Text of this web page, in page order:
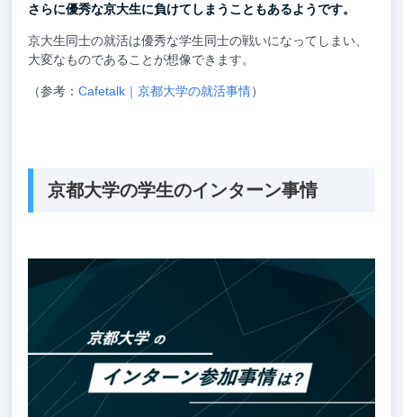
さらに優秀な京大生に負けてしまうこともあるようです。
京大生同士の就活は優秀な学生同士の戦いになってしまい、
大変なものであることが想像できます。
（参考： Cafetalk｜京都大学の就活事情）
京都大学の学生のインターン事情